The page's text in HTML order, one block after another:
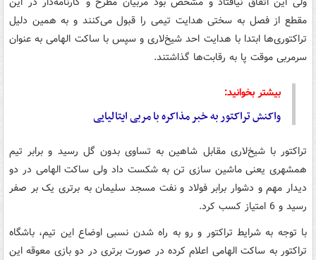
مقطع از فصل به سختی هدایت تیمی را قبول می‌کنند و به همین دلیل
تراکتوری‌ها ابتدا با هدایت احد شیخ‌لاری و سپس با ساکت الهامی به عنوان
سرمربی موقت پا به رقابت‌ها گذاشتند.
بیشتر بخوانید:
واکنش تراکتور به خبر مذاکره با مربی ایتالیایی
تراکتور با شیخ‌لاری مقابل شاهین به تساوی بدون گل رسید و برابر تیم
همشهری یعنی ماشین سازی تن به شکست داد ولی ساکت الهامی در دو
دیدار مهم و دشوار برابر فولاد و نفت مسجد سلیمان به برتری یک بر صفر
رسید و 6 امتیاز کسب کرد.
با توجه به شرایط تراکتور و رو به راه شدن نسبی اوضاع این تیم، باشگاه
تراکتور به ساکت الهامی اعلام کرده در صورت برتری در دو بازی معوقه این